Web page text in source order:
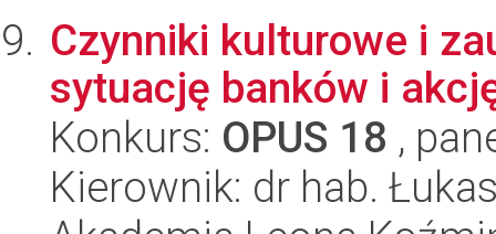
Czynniki kulturowe i
sytuację banków i
Konkurs: OPUS 18 ,
Kierownik: dr hab.